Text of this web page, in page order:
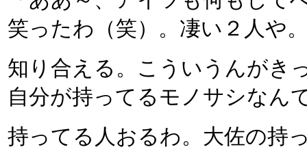
笑ったわ（笑）。凄い２人や
知り合える。こういうんがき
自分が持ってるモノサシなん
持ってる人おるわ。大佐の持